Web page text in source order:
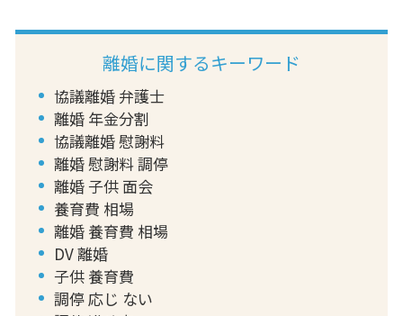
離婚に関するキーワード
協議離婚 弁護士
離婚 年金分割
協議離婚 慰謝料
離婚 慰謝料 調停
離婚 子供 面会
養育費 相場
離婚 養育費 相場
DV 離婚
子供 養育費
調停 応じ ない